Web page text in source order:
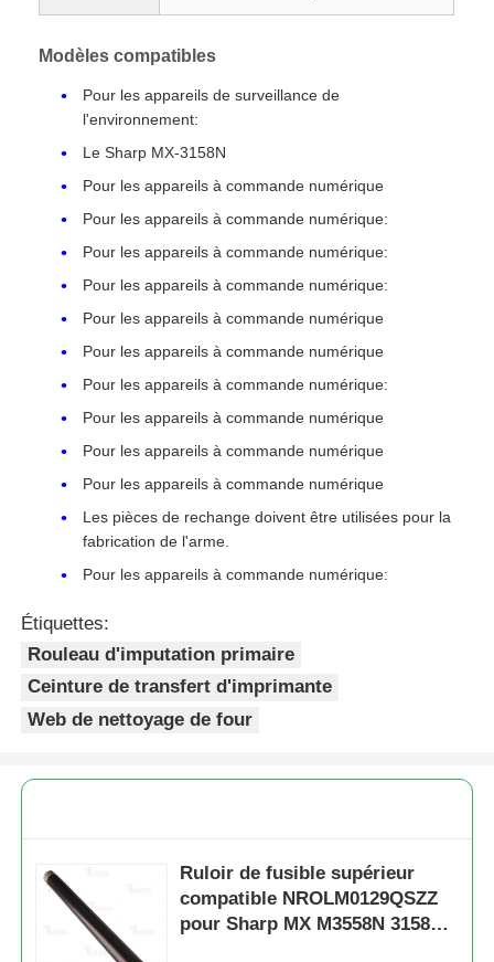
Aperçu
Produits
A propos de nous
Tous les cas
Modèles compatibles
Pour les appareils de surveillance de
l'environnement:
Le Sharp MX-3158N
Pour les appareils à commande numérique
Pour les appareils à commande numérique:
Pour les appareils à commande numérique:
Pour les appareils à commande numérique:
Pour les appareils à commande numérique
Pour les appareils à commande numérique
Pour les appareils à commande numérique:
Pour les appareils à commande numérique
Pour les appareils à commande numérique
Pour les appareils à commande numérique
Les pièces de rechange doivent être utilisées pour la
fabrication de l'arme.
Pour les appareils à commande numérique:
Étiquettes:
Rouleau d'imputation primaire
Ceinture de transfert d'imprimante
Web de nettoyage de four
Ruloir de fusible supérieur
compatible NROLM0129QSZZ
pour Sharp MX M3558N 3158N